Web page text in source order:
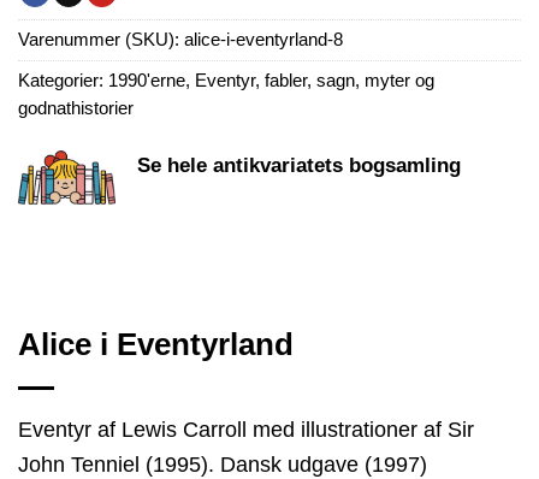
Varenummer (SKU): alice-i-eventyrland-8
Kategorier: 1990'erne, Eventyr, fabler, sagn, myter og
godnathistorier
Se hele antikvariatets bogsamling
Alice i Eventyrland
Eventyr af Lewis Carroll med illustrationer af Sir
John Tenniel (1995). Dansk udgave (1997)